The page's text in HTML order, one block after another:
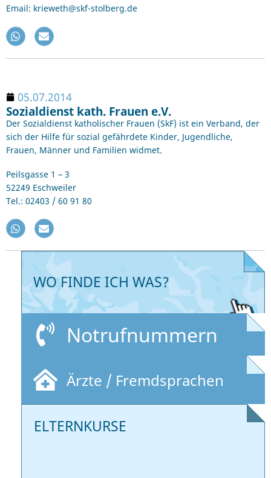
Email: krieweth@skf-stolberg.de
05.07.2014
Sozialdienst kath. Frauen e.V.
Der Sozialdienst katholischer Frauen (SkF) ist ein Verband, der
sich der Hilfe für sozial gefährdete Kinder, Jugendliche,
Frauen, Männer und Familien widmet.
Peilsgasse 1 – 3
52249 Eschweiler
Tel.: 02403 / 60 91 80
WO FINDE ICH WAS?
Notrufnummern
Ärzte / Fremdsprachen
ELTERNKURSE